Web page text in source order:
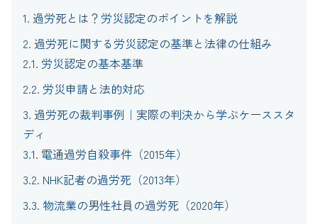
1. 過労死とは？労災認定のポイントを解説
2. 過労死に関する労災認定の基準と法律の仕組み
2.1. 労災認定の基本基準
2.2. 労災申請と法的対応
3. 過労死の裁判事例｜実際の判決から学ぶケーススタ
ディ
3.1. 電通過労自殺事件（2015年）
3.2. NHK記者の過労死（2013年）
3.3. 物流業の男性社員の過労死（2020年）